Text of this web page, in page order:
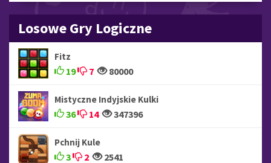
Losowe Gry Logiczne
Fitz
19 7 80000
Mistyczne Indyjskie Kulki
36 14 347396
Pchnij Kule
3 2 2541